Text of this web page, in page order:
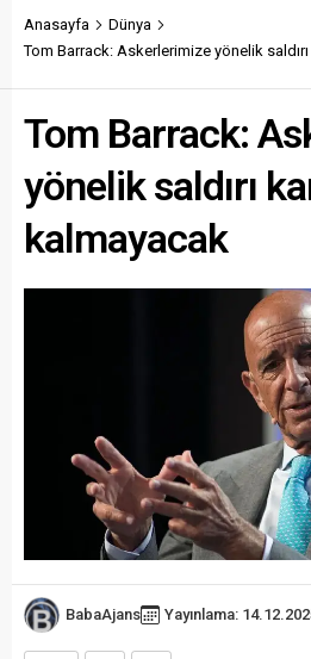
Anasayfa
Dünya
Tom Barrack: Askerlerimize yönelik saldırı
Tom Barrack:
yönelik saldırı
kalmayacak
BabaAjans Yayınlama: